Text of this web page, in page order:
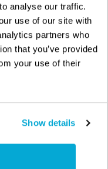
analyse our traffic.
use of our site with
partners who
that you’ve provided
your use of their
Show details
dat uw
blijft